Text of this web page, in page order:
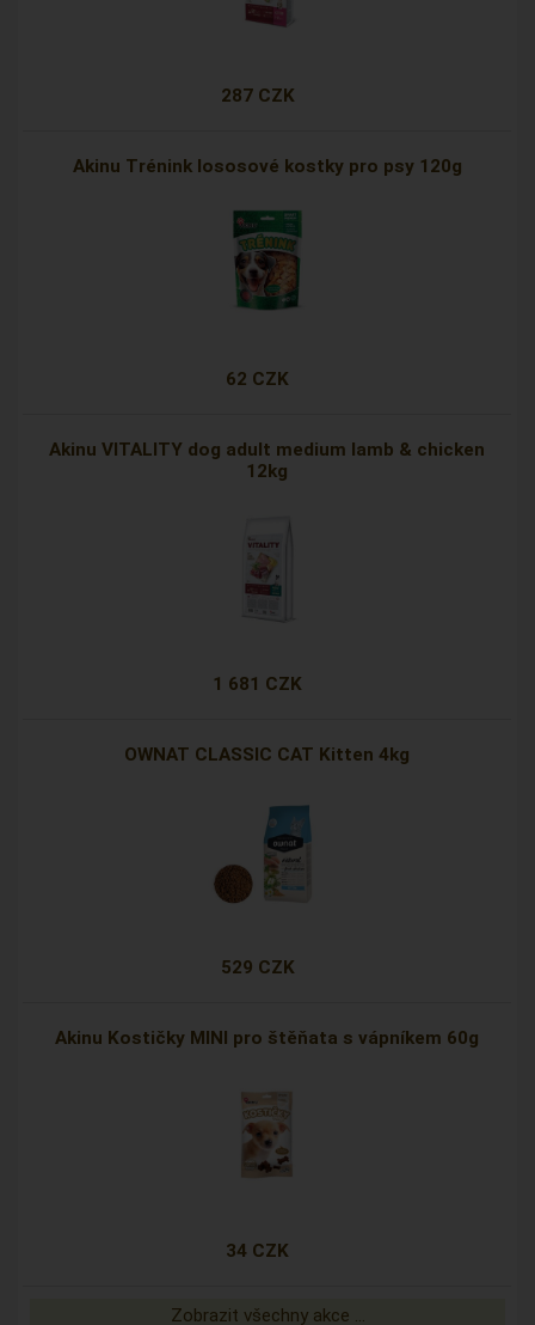
287 CZK
Akinu Trénink lososové kostky pro psy 120g
62 CZK
Akinu VITALITY dog adult medium lamb & chicken
12kg
1 681 CZK
OWNAT CLASSIC CAT Kitten 4kg
529 CZK
Akinu Kostičky MINI pro štěňata s vápníkem 60g
34 CZK
Zobrazit všechny akce ...